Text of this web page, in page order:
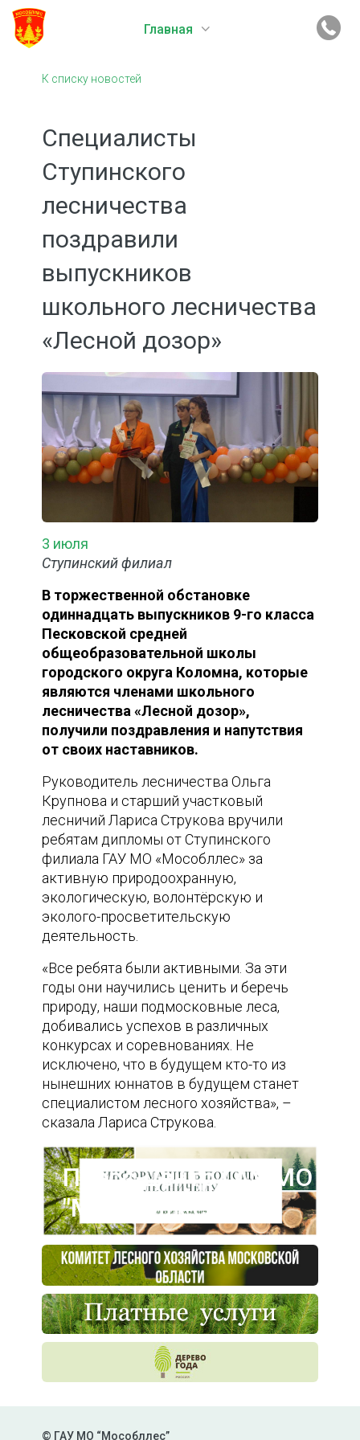
Главная
К списку новостей
Специалисты
Ступинского
лесничества
поздравили
выпускников
школьного лесничества
«Лесной дозор»
3 июля
Ступинский филиал
В торжественной обстановке
одиннадцать выпускников 9-го класса
Песковской средней
общеобразовательной школы
городского округа Коломна, которые
являются членами школьного
лесничества «Лесной дозор»,
получили поздравления и напутствия
от своих наставников.
Руководитель лесничества Ольга
Крупнова и старший участковый
лесничий Лариса Струкова вручили
ребятам дипломы от Ступинского
филиала ГАУ МО «Мособллес» за
активную природоохранную,
экологическую, волонтёрскую и
эколого-просветительскую
деятельность.
«Все ребята были активными. За эти
годы они научились ценить и беречь
природу, наши подмосковные леса,
добивались успехов в различных
конкурсах и соревнованиях. Не
исключено, что в будущем кто-то из
нынешних юннатов в будущем станет
специалистом лесного хозяйства», –
сказала Лариса Струкова.
Пресс-центр ГАУ МО
"Мособллес"
© ГАУ МО “Мособллес”